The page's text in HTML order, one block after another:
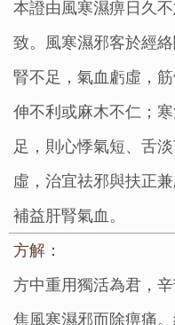
本證由風寒濕痹日久
致。風寒濕邪客於經
腎不足，氣血虧虛，
伸不利或麻木不仁；
足，則心悸氣短、舌
虛，治宜祛邪與扶正
補益肝腎氣血。
方解：
方中重用獨活為君，
焦風寒濕邪而除痹痛